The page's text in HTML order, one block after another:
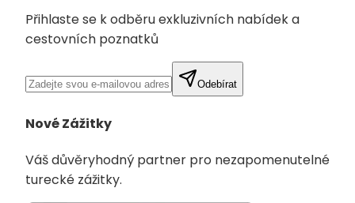
Přihlaste se k odběru exkluzivních nabídek a
cestovních poznatků
Odebírat
Nové Zážitky
Váš důvěryhodný partner pro nezapomenutelné
turecké zážitky.